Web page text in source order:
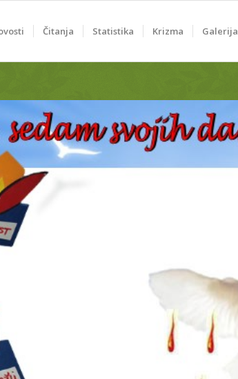
Čitanja Statistika Krizma Galerija